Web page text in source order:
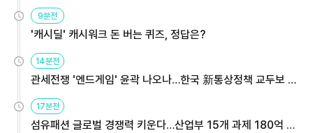
9분전
'캐시딜' 캐시워크 돈 버는 퀴즈, 정답은?
14분전
관세전쟁 '엔드게임' 윤곽 나오나…한국 新통상정책 교두보 활
용해야
17분전
섬유패션 글로벌 경쟁력 키운다…산업부 15개 과제 180억 지